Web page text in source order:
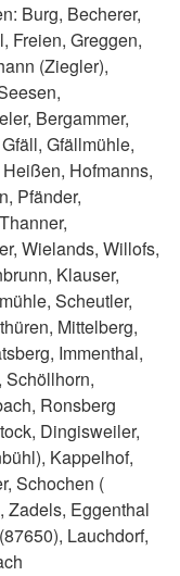
Burg, Becherer,
Freien, Greggen,
(Ziegler),
Bergammer,
Gfällmühle,
Hofmanns,
Pfänder,
Wielands, Willofs,
Klauser,
Scheutler,
Mittelberg,
Immenthal,
Schöllhorn,
Ronsberg
Dingisweiler,
Kappelhof,
Schochen (
Zadels, Eggenthal
Lauchdorf,